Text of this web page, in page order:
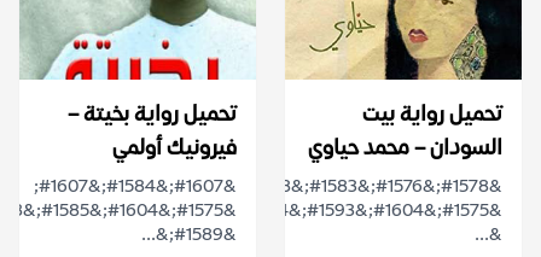
تحميل رواية بيت
السودان – محمد حياوي
&#1575;&#1604;&#1593;&#1604;&#1575;&#1602;&#1577;
&...
تحميل رواية بخيتة –
فيرونيك أولمي
&#1607;&#1584;&#1607;
&#1589;&...